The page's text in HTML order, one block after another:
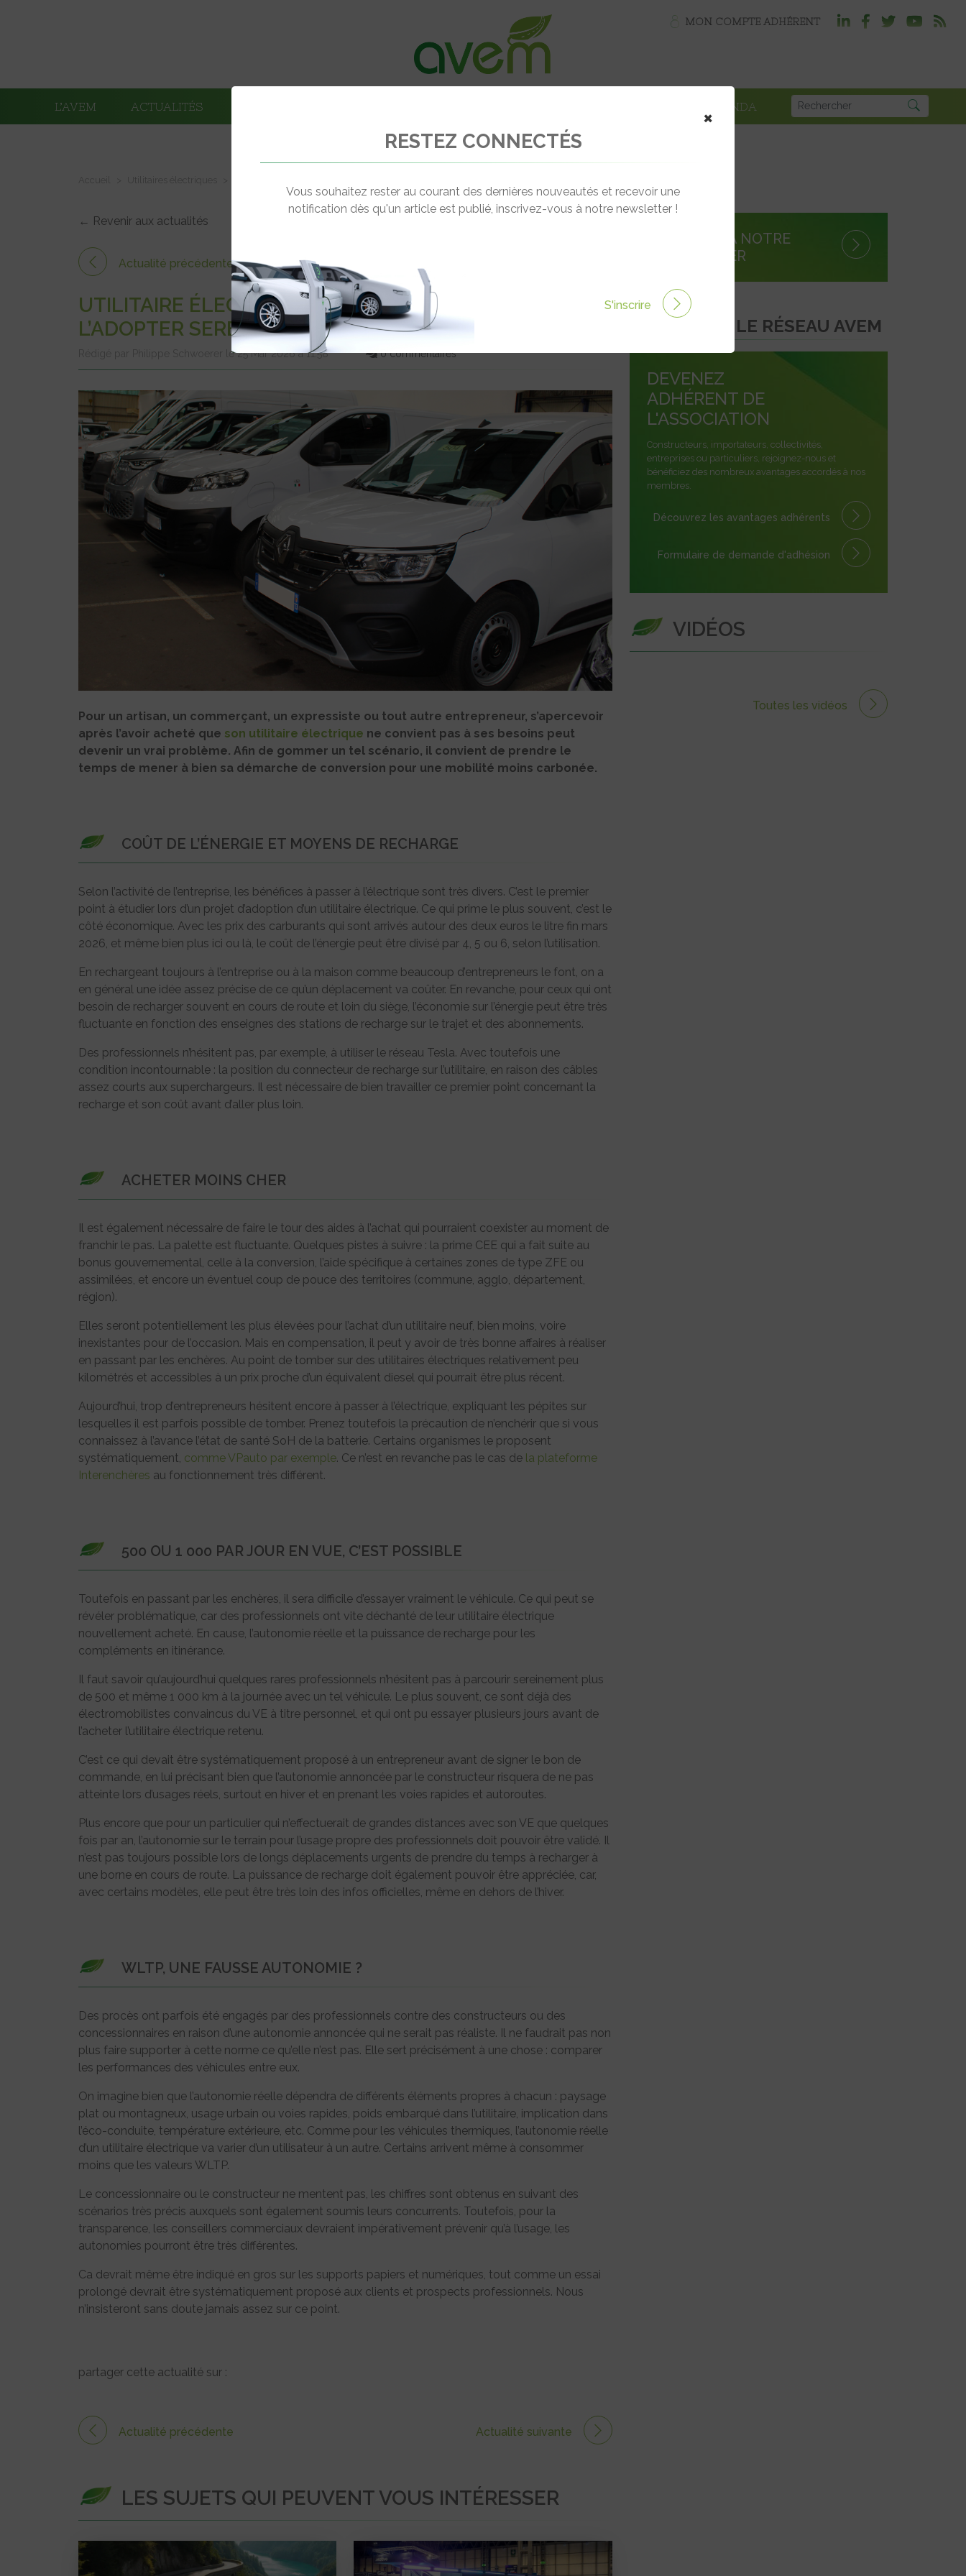
MON COMPTE ADHÉRENT
L’AVEM ACTUALITÉS AGENDA
← Revenir aux actualités
Actualité précédente
UTILITAIRE ÉLECTRIQUE : A BIEN ESSAYER AVANT DE
L’ADOPTER SEREINEMENT
Rédigé par Philippe Schwoerer le 25 Mar 2026 à 11:58 0 commentaires
Pour un artisan, un commerçant, un expressiste ou tout autre entrepreneur, s’apercevoir
après l’avoir acheté que son utilitaire électrique ne convient pas à ses besoins peut
devenir un vrai problème. Afin de gommer un tel scénario, il convient de prendre le
temps de mener à bien sa démarche de conversion pour une mobilité moins carbonée.
COÛT DE L’ÉNERGIE ET MOYENS DE RECHARGE
Selon l’activité de l’entreprise, les bénéfices à passer à l’électrique sont très divers. C’est le premier
point à étudier lors d’un projet d’adoption d’un utilitaire électrique. Ce qui prime le plus souvent, c’est le
côté économique. Avec les prix des carburants qui sont arrivés autour des deux euros le litre fin mars
2026, et même bien plus ici ou là, le coût de l’énergie peut être divisé par 4, 5 ou 6, selon l’utilisation.
En rechargeant toujours à l’entreprise ou à la maison comme beaucoup d’entrepreneurs le font, on a
en général une idée assez précise de ce qu’un déplacement va coûter. En revanche, pour ceux qui ont
besoin de recharger souvent en cours de route et loin du siège, l’économie sur l’énergie peut être très
fluctuante en fonction des enseignes des stations de recharge sur le trajet et des abonnements.
Des professionnels n’hésitent pas, par exemple, à utiliser le réseau Tesla. Avec toutefois une
condition incontournable : la position du connecteur de recharge sur l’utilitaire, en raison des câbles
assez courts aux superchargeurs. Il est nécessaire de bien travailler ce premier point concernant la
recharge et son coût avant d’aller plus loin.
ACHETER MOINS CHER
Il est également nécessaire de faire le tour des aides à l’achat qui pourraient coexister au moment de
franchir le pas. La palette est fluctuante. Quelques pistes à suivre : la prime CEE qui a fait suite au
bonus gouvernemental, celle à la conversion, l’aide spécifique à certaines zones de type ZFE ou
assimilées, et encore un éventuel coup de pouce des territoires (commune, agglo, département,
région).
Elles seront potentiellement les plus élevées pour l’achat d’un utilitaire neuf, bien moins, voire
inexistantes pour de l’occasion. Mais en compensation, il peut y avoir de très bonne affaires à réaliser
en passant par les enchères. Au point de tomber sur des utilitaires électriques relativement peu
kilométrés et accessibles à un prix proche d’un équivalent diesel qui pourrait être plus récent.
Aujourd’hui, trop d’entrepreneurs hésitent encore à passer à l’électrique, expliquant les pépites sur
lesquelles il est parfois possible de tomber. Prenez toutefois la précaution de n’enchérir que si vous
connaissez à l’avance l’état de santé SoH de la batterie. Certains organismes le proposent
systématiquement, comme VPauto par exemple. Ce n’est en revanche pas le cas de la plateforme
Interenchères au fonctionnement très différent.
500 OU 1 000 PAR JOUR EN VUE, C’EST POSSIBLE
Toutefois en passant par les enchères, il sera difficile d’essayer vraiment le véhicule. Ce qui peut se
révéler problématique, car des professionnels ont vite déchanté de leur utilitaire électrique
nouvellement acheté. En cause, l’autonomie réelle et la puissance de recharge pour les
compléments en itinérance.
Il faut savoir qu’aujourd’hui quelques rares professionnels n’hésitent pas à parcourir sereinement plus
de 500 et même 1 000 km à la journée avec un tel véhicule. Le plus souvent, ce sont déjà des
électromobilistes convaincus du VE à titre personnel, et qui ont pu essayer plusieurs jours avant de
l’acheter l’utilitaire électrique retenu.
C’est ce qui devait être systématiquement proposé à un entrepreneur avant de signer le bon de
commande, en lui précisant bien que l’autonomie annoncée par le constructeur risquera de ne pas
atteinte lors d’usages réels, surtout en hiver et en prenant les voies rapides et autoroutes.
Plus encore que pour un particulier qui n’effectuerait de grandes distances avec son VE que quelques
fois par an, l’autonomie sur le terrain pour l’usage propre des professionnels doit pouvoir être validé. Il
n’est pas toujours possible lors de longs déplacements urgents de prendre du temps à recharger à
une borne en cours de route. La puissance de recharge doit également pouvoir être appréciée, car,
avec certains modèles, elle peut être très loin des infos officielles, même en dehors de l’hiver.
WLTP, UNE FAUSSE AUTONOMIE ?
Des procès ont parfois été engagés par des professionnels contre des constructeurs ou des
concessionnaires en raison d’une autonomie annoncée qui ne serait pas réaliste. Il ne faudrait pas non
plus faire supporter à cette norme ce qu’elle n’est pas. Elle sert précisément à une chose : comparer
les performances des véhicules entre eux.
On imagine bien que l’autonomie réelle dépendra de différents éléments propres à chacun : paysage
plat ou montagneux, usage urbain ou voies rapides, poids embarqué dans l’utilitaire, implication dans
l’éco-conduite, température extérieure, etc. Comme pour les véhicules thermiques, l’autonomie réelle
d’un utilitaire électrique va varier d’un utilisateur à un autre. Certains arrivent même à consommer
moins que les valeurs WLTP.
Le concessionnaire ou le constructeur ne mentent pas, les chiffres sont obtenus en suivant des
scénarios très précis auxquels sont également soumis leurs concurrents. Toutefois, pour la
transparence, les conseillers commerciaux devraient impérativement prévenir qu’à l’usage, les
autonomies pourront être très différentes.
Ca devrait même être indiqué en gros sur les supports papiers et numériques, tout comme un essai
prolongé devrait être systématiquement proposé aux clients et prospects professionnels. Nous
n’insisteront sans doute jamais assez sur ce point.
partager cette actualité sur :
Actualité précédente Actualité suivante
LES SUJETS QUI PEUVENT VOUS INTÉRESSER
S'INSCRIRE À NOTRE
NEWSLETTER
REJOINDRE LE RÉSEAU AVEM
DEVENEZ
ADHÉRENT DE
L'ASSOCIATION
Constructeurs, importateurs, collectivités,
entreprises ou particuliers, rejoignez-nous et
bénéficiez des nombreux avantages accordés à nos
membres.
Découvrez les avantages adhérents
Formulaire de demande d'adhésion
VIDÉOS
Toutes les vidéos
×
RESTEZ CONNECTÉS
Vous souhaitez rester au courant des dernières nouveautés et recevoir une
notification dès qu'un article est publié, inscrivez-vous à notre newsletter !
S'inscrire